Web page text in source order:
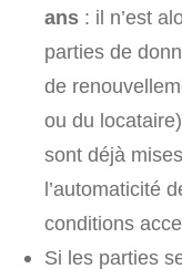
ans : il n’est
parties de
de
ou du
sont déjà
l’automaticité
conditions
Si les parties